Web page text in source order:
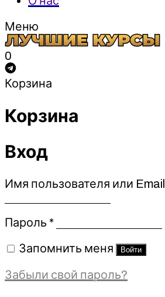
Меню
0
Корзина
Корзина
Вход
Имя пользователя или Email
Пароль *Обязательно
Запомнить меня Войти
Забыли свой пароль?